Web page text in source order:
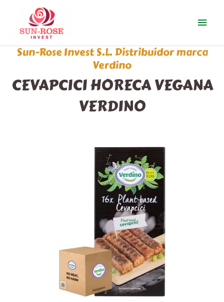
contenido
Sun-Rose Invest S.L. Distribuidor marca
Verdino
CEVAPCICI HORECA VEGANA
VERDINO